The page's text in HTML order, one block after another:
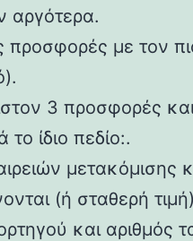
αργότερα.
προσφορές με τον
3 προσφορές
ίδιο πεδίο:.
μετακόμισης
(ή σταθερή
και αριθμός